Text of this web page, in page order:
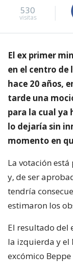
530
visitas
El ex primer
en el centro de
hace 20 años,
tarde una
para la cual ya
lo dejaría sin
momento en
La votación
y, de ser
tendría
estimaron los
El resultado del
la izquierda y el
excómico